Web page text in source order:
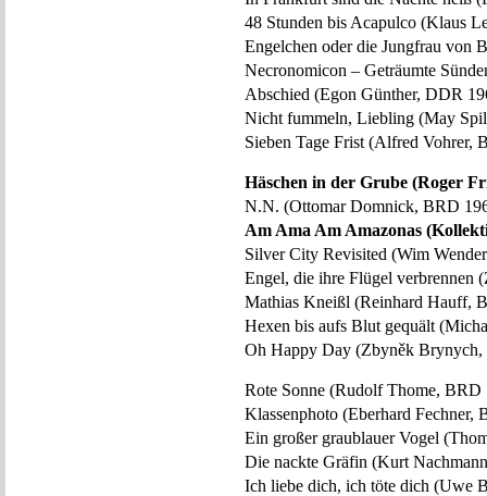
48 Stunden bis Acapulco (Klaus
Engelchen oder die Jungfrau von
Necronomicon – Geträumte
Abschied (Egon Günther, DDR
Nicht fummeln, Liebling (May
Sieben Tage Frist (Alfred Vohrer,
Häschen in der Grube (Roger
N.N. (Ottomar Domnick, BRD
Am Ama Am Amazonas
Silver City Revisited (Wim
Engel, die ihre Flügel
Mathias Kneißl (Reinhard Hauff,
Hexen bis aufs Blut gequält
Oh Happy Day (Zbyněk
Rote Sonne (Rudolf Thome, BRD
Klassenphoto (Eberhard Fechner,
Ein großer graublauer Vogel
Die nackte Gräfin (Kurt
Ich liebe dich, ich töte dich (Uwe